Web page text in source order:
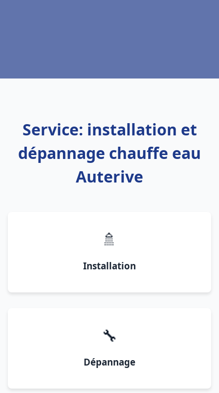
Service: installation et
dépannage chauffe eau
Auterive
🚿
Installation
🔧
Dépannage